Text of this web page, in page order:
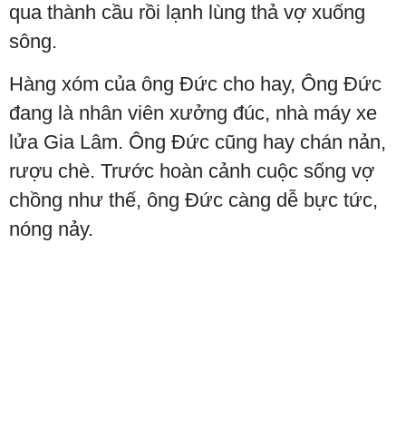
qua thành cầu rồi lạnh lùng thả vợ xuống
sông.
Hàng xóm của ông Đức cho hay, Ông Đức
đang là nhân viên xưởng đúc, nhà máy xe
lửa Gia Lâm. Ông Đức cũng hay chán nản,
rượu chè. Trước hoàn cảnh cuộc sống vợ
chồng như thế, ông Đức càng dễ bực tức,
nóng nảy.